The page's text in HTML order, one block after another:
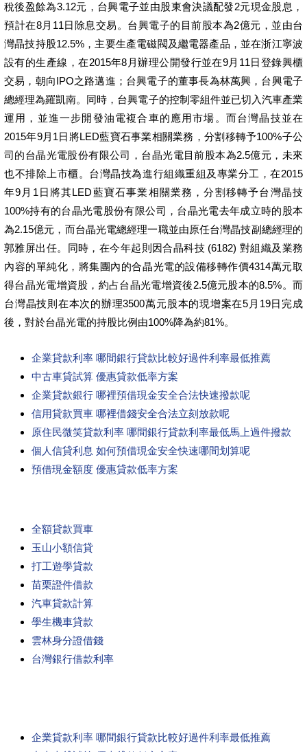
稅後盈餘為3.12元，台興電子並由股東會決議配發2元現金股息，
預計在8月11日除息交易。台興電子的目前股本為2億元，並由台
灣晶技持股12.5%，主要生產電磁閥及繼電器產品，並在浙江寧波
設有的生產線，在2015年8月辦理公開發行並在9月11日登錄興櫃
交易，朝向IPO之路邁進；台興電子的董事長為林萬興，台興電子
總經理為羅凱南。同時，台興電子的控制零組件並已切入汽車產業
運用，並進一步開發油電複合車的應用市場。而台灣晶技並在
2015年9月1日將LED藍寶石事業相關業務，分割移轉予100%子公
司的台晶光電股份有限公司，台晶光電目前股本為2.5億元，未來
也不排除上市櫃。台灣晶技為進行組織重組及專業分工，在2015
年9月1日將其LED藍寶石事業相關業務，分割移轉予台灣晶技
100%持有的台晶光電股份有限公司，台晶光電去年成立時的股本
為2.15億元，而台晶光電總經理一職並由原任台灣晶技副總經理的
郭雅屏出任。同時，在今年起則因合晶科技 (6182) 對組織及業務
內容的單純化，將集團內的合晶光電的設備移轉作價4314萬元取
得台晶光電增資股，約占台晶光電增資後2.5億元股本的8.5%。而
台灣晶技則在本次的辦理3500萬元股本的現增案在5月19日完成
後，對於台晶光電的持股比例由100%降為約81%。
企業貸款利率 哪間銀行貸款比較好過件利率最低推薦
中古車貸試算 優惠貸款低率方案
企業貸款銀行 哪裡預借現金安全合法快速撥款呢
信用貸款買車 哪裡借錢安全合法立刻放款呢
原住民微笑貸款利率 哪間銀行貸款利率最低馬上過件撥款
個人信貸利息 如何預借現金安全快速哪間划算呢
預借現金額度 優惠貸款低率方案
全額貸款買車
玉山小額信貸
打工遊學貸款
苗栗證件借款
汽車貸款計算
學生機車貸款
雲林身分證借錢
台灣銀行借款利率
企業貸款利率 哪間銀行貸款比較好過件利率最低推薦